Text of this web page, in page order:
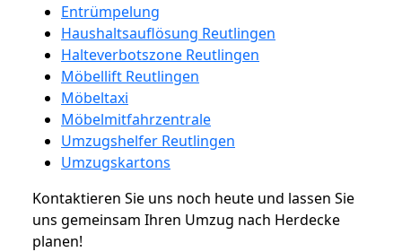
Entrümpelung
Haushaltsauflösung Reutlingen
Halteverbotszone Reutlingen
Möbellift Reutlingen
Möbeltaxi
Möbelmitfahrzentrale
Umzugshelfer Reutlingen
Umzugskartons
Kontaktieren Sie uns noch heute und lassen Sie
uns gemeinsam Ihren Umzug nach Herdecke
planen!